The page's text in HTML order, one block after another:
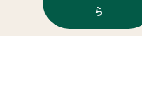
ら
© 2026 群馬県高崎のトリミング